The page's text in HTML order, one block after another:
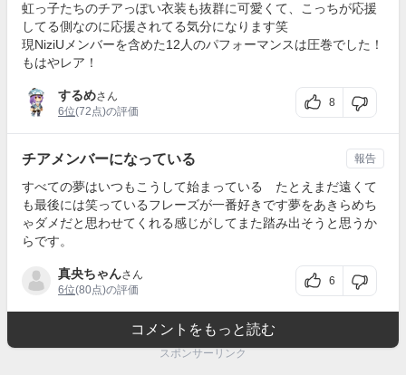
虹っ子たちのチアっぽい衣装も抜群に可愛くて、こっちが応援
してる側なのに応援されてる気分になります笑
現NiziUメンバーを含めた12人のパフォーマンスは圧巻でした！
もはやレア！
するめさん
6位(72点)の評価
8
チアメンバーになっている
すべての夢はいつもこうして始まっている たとえまだ遠くて
も最後には笑っているフレーズが一番好きです夢をあきらめち
ゃダメだと思わせてくれる感じがしてまた踏み出そうと思うか
らです。
真央ちゃんさん
6位(80点)の評価
6
報告
コメントをもっと読む
スポンサーリンク